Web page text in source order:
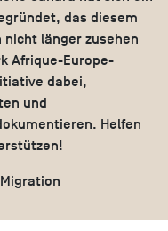
das diesem
länger zusehen
Afrique-Europe-
dabei,
und
Helfen